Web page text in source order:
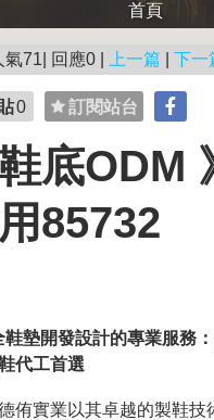
首頁
71| 回應0 | 上一篇 下一
0 訂閱站台
底ODM
85732
墊開發設計的專業服務
代工首選
侑實業以其卓越的製鞋技